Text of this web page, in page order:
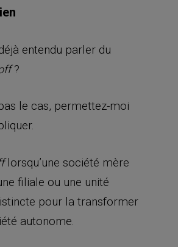
entendu parler du
?
le cas, permettez-moi
lorsqu’une société mère
filiale ou une unité
pour la transformer
autonome.